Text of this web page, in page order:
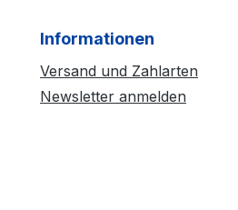
Informationen
Versand und Zahlarten
Newsletter anmelden